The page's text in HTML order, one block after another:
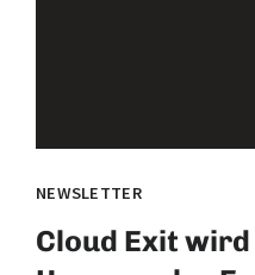
NEWSLETTER
Cloud Exit